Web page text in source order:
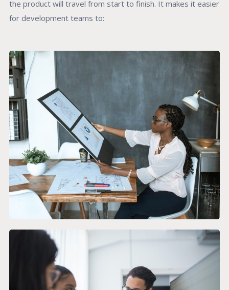
the product will travel from start to finish. It makes it easier
for development teams to: